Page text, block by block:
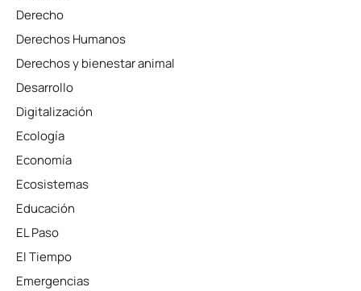
Derecho
Derechos Humanos
Derechos y bienestar animal
Desarrollo
Digitalización
Ecología
Economía
Ecosistemas
Educación
EL Paso
El Tiempo
Emergencias